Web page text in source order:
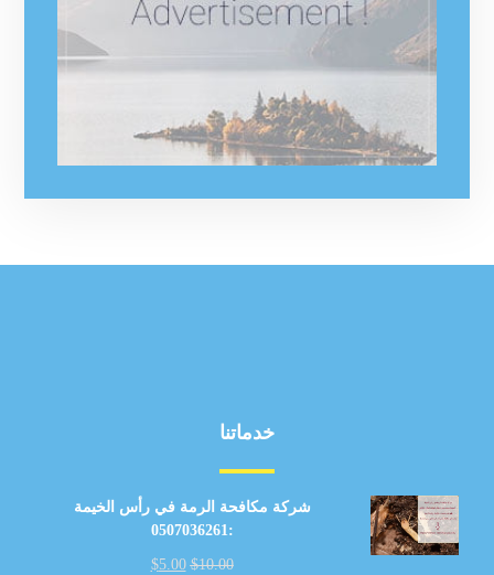
خدماتنا
شركة مكافحة الرمة في رأس الخيمة
:0507036261
$10.00
$5.00